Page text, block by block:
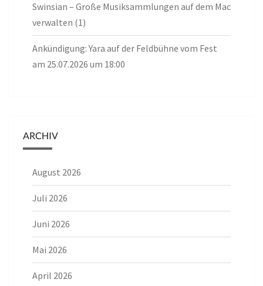
Swinsian – Große Musiksammlungen auf dem Mac
verwalten (1)
Ankündigung: Yara auf der Feldbühne vom Fest
am 25.07.2026 um 18:00
ARCHIV
August 2026
Juli 2026
Juni 2026
Mai 2026
April 2026